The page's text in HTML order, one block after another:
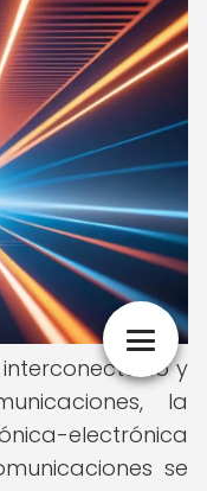
y
la
electrónica
se